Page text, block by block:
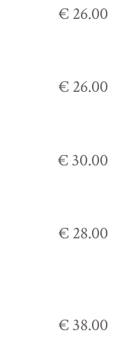
€ 26.00
€ 26.00
€ 30.00
€ 28.00
€ 38.00